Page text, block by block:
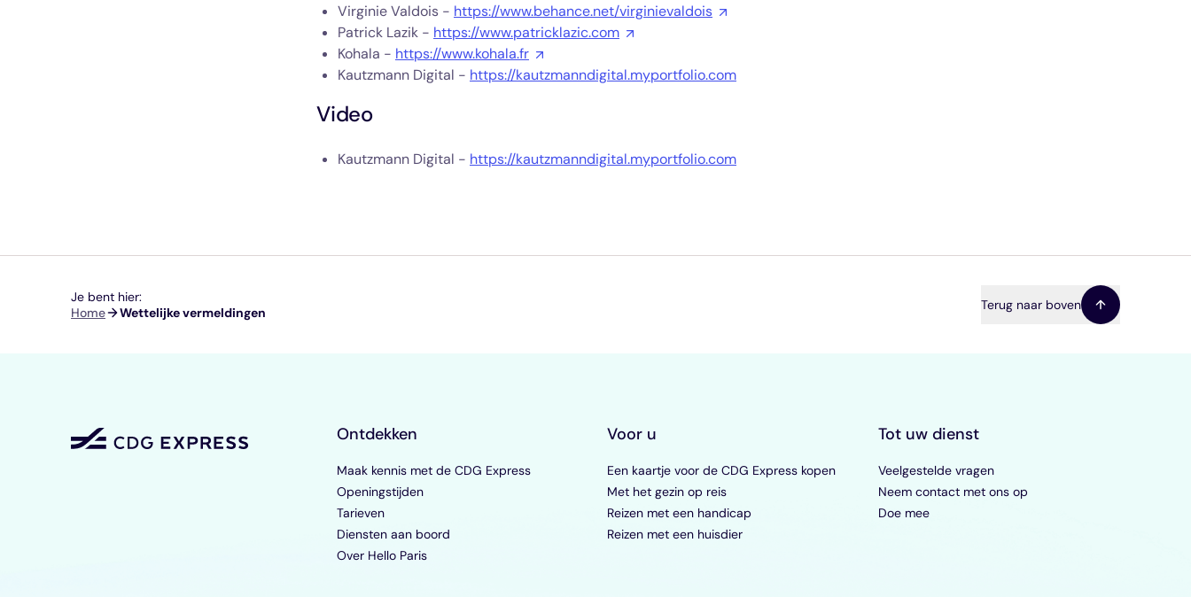
Virginie Valdois - https://www.behance.net/virginievaldois
Patrick Lazik - https://www.patricklazic.com
Kohala - https://www.kohala.fr
Kautzmann Digital - https://kautzmanndigital.myportfolio.com
Video
Kautzmann Digital - https://kautzmanndigital.myportfolio.com
Je bent hier:
Kruimelpad
Home Wettelijke vermeldingen Terug naar boven
Ontdekken
Maak kennis met de CDG Express
Openingstijden
Tarieven
Diensten aan boord
Over Hello Paris
Voor u
Een kaartje voor de CDG Express kopen
Met het gezin op reis
Reizen met een handicap
Reizen met een huisdier
Tot uw dienst
Veelgestelde vragen
Neem contact met ons op
Doe mee